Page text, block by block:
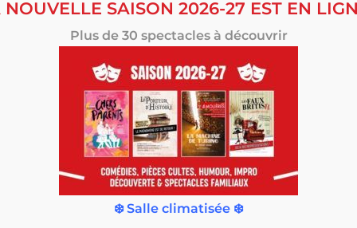
0
ÉVÈNEMENT,
23
1
24
20h15- 22h15
SINSÉMILIA
0
ÉVÈNEMENT,
30
0
31
NOUVELLE SAISON 2026-27 EST EN
Plus de 30 spectacles à découvrir
❄️ Salle climatisée ❄️